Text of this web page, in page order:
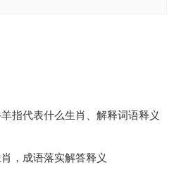
指代表什么生肖、解释词语释义
，成语落实解答释义